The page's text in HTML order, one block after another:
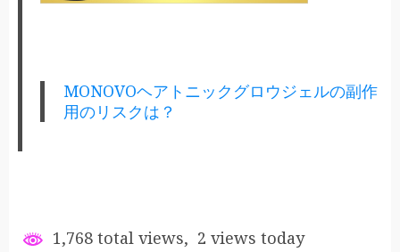
MONOVOヘアトニックグロウジェルの副作
用のリスクは？
1,768 total views, 2 views today